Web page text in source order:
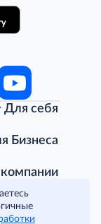
Для себя
и баланс
Бизнеса
бизнеса
2026